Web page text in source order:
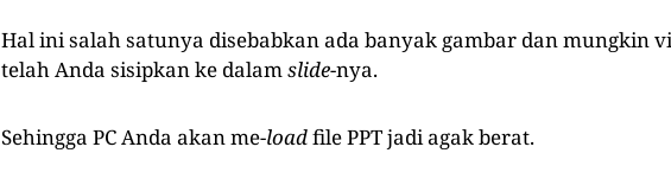
Hal ini salah satunya disebabkan ada banyak gambar dan mungkin
telah Anda sisipkan ke dalamslide-nya.
Sehingga PC Anda akan me-loadfile PPT jadi agak berat.